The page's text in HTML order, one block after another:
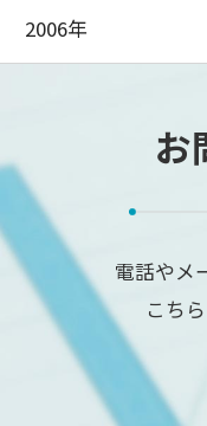
2006年
お
電話やメ
こち